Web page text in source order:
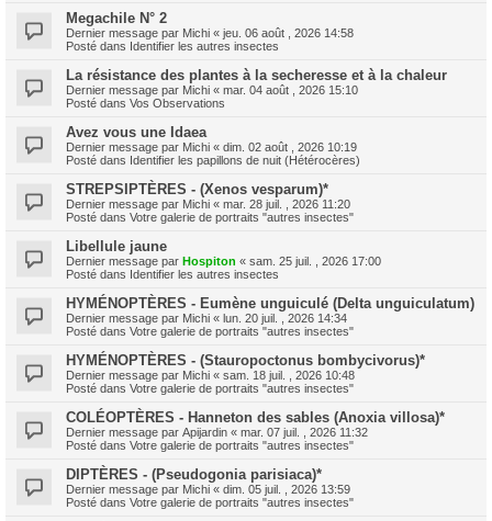
Megachile N° 2
Dernier message par Michi « jeu. 06 août , 2026 14:58
Posté dans Identifier les autres insectes
La résistance des plantes à la secheresse et à la chaleur
Dernier message par Michi « mar. 04 août , 2026 15:10
Posté dans Vos Observations
Avez vous une Idaea
Dernier message par Michi « dim. 02 août , 2026 10:19
Posté dans Identifier les papillons de nuit (Hétérocères)
STREPSIPTÈRES - (Xenos vesparum)*
Dernier message par Michi « mar. 28 juil. , 2026 11:20
Posté dans Votre galerie de portraits "autres insectes"
Libellule jaune
Dernier message par Hospiton « sam. 25 juil. , 2026 17:00
Posté dans Identifier les autres insectes
HYMÉNOPTÈRES - Eumène unguiculé (Delta unguiculatum)
Dernier message par Michi « lun. 20 juil. , 2026 14:34
Posté dans Votre galerie de portraits "autres insectes"
HYMÉNOPTÈRES - (Stauropoctonus bombycivorus)*
Dernier message par Michi « sam. 18 juil. , 2026 10:48
Posté dans Votre galerie de portraits "autres insectes"
COLÉOPTÈRES - Hanneton des sables (Anoxia villosa)*
Dernier message par Apijardin « mar. 07 juil. , 2026 11:32
Posté dans Votre galerie de portraits "autres insectes"
DIPTÈRES - (Pseudogonia parisiaca)*
Dernier message par Michi « dim. 05 juil. , 2026 13:59
Posté dans Votre galerie de portraits "autres insectes"